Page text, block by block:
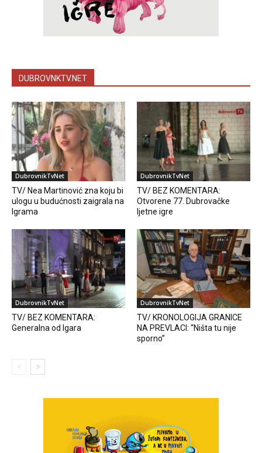
DUBROVNKTV.NET
DubrovnikTvNet
TV/ Nea Martinović zna koju bi
ulogu u budućnosti zaigrala na
Igrama
DubrovnikTvNet
TV/ BEZ KOMENTARA:
Otvorene 77. Dubrovačke
ljetne igre
DubrovnikTvNet
TV/ BEZ KOMENTARA:
Generalna od Igara
DubrovnikTvNet
TV/ KRONOLOGIJA GRANICE
NA PREVLACI: “Ništa tu nije
sporno”